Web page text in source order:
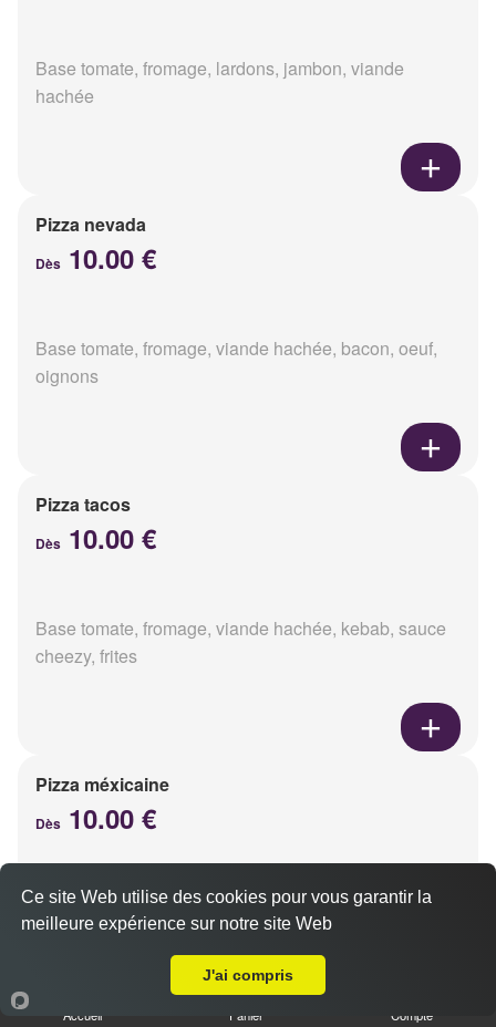
Base tomate, fromage, lardons, jambon, viande
hachée
Pizza nevada
Dès 10.00 €
Base tomate, fromage, viande hachée, bacon, oeuf,
oignons
Pizza tacos
Dès 10.00 €
Base tomate, fromage, viande hachée, kebab, sauce
cheezy, frites
Pizza méxicaine
Dès 10.00 €
Base sauce barbecue, fromage, viande hachée,
chorizo, poivrons
Accueil Panier Compte
Ce site Web utilise des cookies pour vous garantir la
meilleure expérience sur notre site Web
J'ai compris